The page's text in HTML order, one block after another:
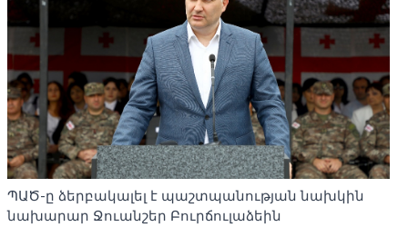
ՊԱԾ-ը ձերբակալել է պաշտպանության նախկին
նախարար Ջուանշեր Բուրճուլաձեին